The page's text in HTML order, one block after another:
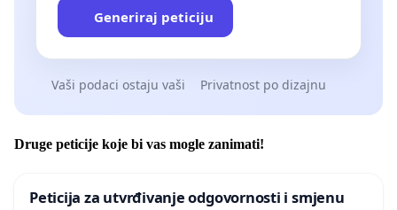
Generiraj peticiju
Vaši podaci ostaju vaši Privatnost po dizajnu
Druge peticije koje bi vas mogle zanimati!
Peticija za utvrđivanje odgovornosti i smjenu